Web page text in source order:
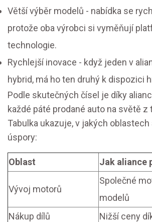
Větší výběr modelů - nabídka se
protože oba výrobci si vyměňují
technologie.
Rychlejší inovace - když jeden v
hybrid, má ho ten druhý k dispozici
Podle skutečných čísel je díky
každé páté prodané auto na světě z
Tabulka ukazuje, v jakých
úspory:
Oblast Jak aliance
Vývoj motorů
Společné
modelů
Nákup dílů
Nižší ceny